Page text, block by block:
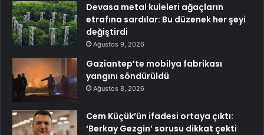
Devasa metal kuleleri ağaçların
etrafına sardılar: Bu düzenek her şeyi
değiştirdi
Ağustos 9, 2026
Gaziantep’te mobilya fabrikası
yangını söndürüldü
Ağustos 8, 2026
Cem Küçük’ün ifadesi ortaya çıktı:
‘Berkay Gezgin’ sorusu dikkat çekti